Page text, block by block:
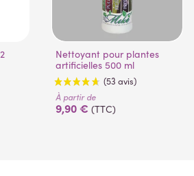
Nettoyant pour plantes
artificielles 500 ml
À partir de
9,90 € (TTC)